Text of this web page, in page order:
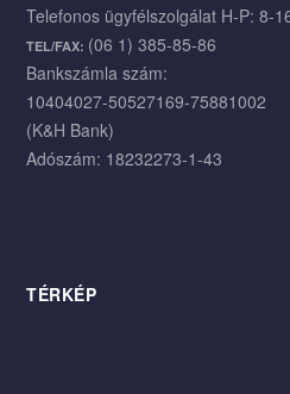
Telefonos ügyfélszolgálat H-P: 8-
TEL/FAX: (06 1) 385-85-86
Bankszámla szám:
10404027-50527169-75881002
(K&H Bank)
Adószám: 18232273-1-43
TÉRKÉP